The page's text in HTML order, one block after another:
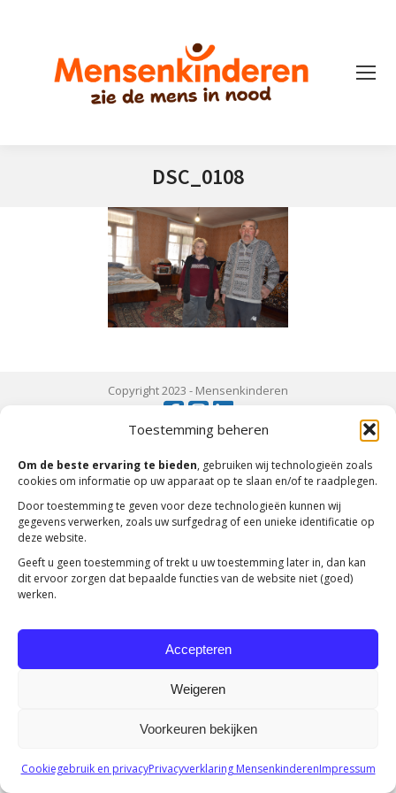
Toestemming beheren
Om de beste ervaring te bieden, gebruiken wij technologieën zoals
cookies om informatie op uw apparaat op te slaan en/of te raadplegen.
Door toestemming te geven voor deze technologieën kunnen wij
gegevens verwerken, zoals uw surfgedrag of een unieke identificatie op
deze website.
Geeft u geen toestemming of trekt u uw toestemming later in, dan kan
dit ervoor zorgen dat bepaalde functies van de website niet (goed)
werken.
Accepteren
Weigeren
Voorkeuren bekijken
Cookiegebruik en privacyPrivacyverklaring MensenkinderenImpressum
DSC_0108
Copyright 2023 - Mensenkinderen